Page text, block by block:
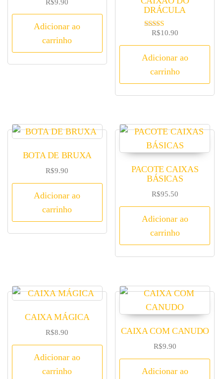
Adicionar ao
carrinho
DRÁCULA
Avaliação
R$10.90
Adicionar ao
carrinho
BOTA DE BRUXA
R$9.90
Adicionar ao
carrinho
PACOTE CAIXAS
BÁSICAS
R$95.50
Adicionar ao
carrinho
CAIXA MÁGICA
R$8.90
Adicionar ao
carrinho
CAIXA COM CANUDO
R$9.90
Adicionar ao